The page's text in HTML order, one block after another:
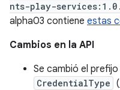
nts-play-
alpha03 contiene estas
Cambios en la API
Se cambió el
CredentialType (